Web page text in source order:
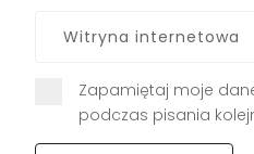
Zapamiętaj moje
podczas pisania